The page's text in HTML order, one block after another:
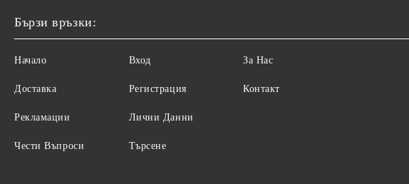
Бързи връзки:
Начало
Доставка
Рекламации
Чести Въпроси
Вход
Регистрация
Лични Данни
Търсене
За Нас
Контакт